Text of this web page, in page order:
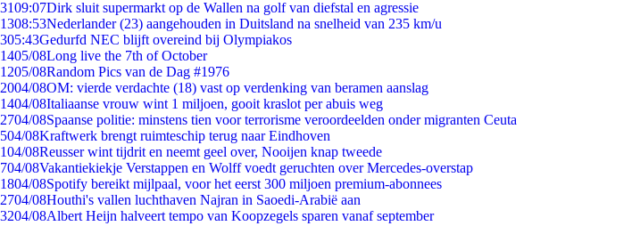
3109:07Dirk sluit supermarkt op de Wallen na golf van diefstal en agressie
1308:53Nederlander (23) aangehouden in Duitsland na snelheid van 235 km/u
305:43Gedurfd NEC blijft overeind bij Olympiakos
1405/08Long live the 7th of October
1205/08Random Pics van de Dag #1976
2004/08OM: vierde verdachte (18) vast op verdenking van beramen aanslag
1404/08Italiaanse vrouw wint 1 miljoen, gooit kraslot per abuis weg
2704/08Spaanse politie: minstens tien voor terrorisme veroordeelden onder migranten Ceuta
504/08Kraftwerk brengt ruimteschip terug naar Eindhoven
104/08Reusser wint tijdrit en neemt geel over, Nooijen knap tweede
704/08Vakantiekiekje Verstappen en Wolff voedt geruchten over Mercedes-overstap
1804/08Spotify bereikt mijlpaal, voor het eerst 300 miljoen premium-abonnees
2704/08Houthi's vallen luchthaven Najran in Saoedi-Arabië aan
3204/08Albert Heijn halveert tempo van Koopzegels sparen vanaf september